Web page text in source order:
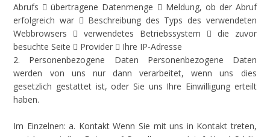
Abrufs  übertragene Datenmenge  Meldung, ob der Abruf
erfolgreich war  Beschreibung des Typs des verwendeten
Webbrowsers  verwendetes Betriebssystem  die zuvor
besuchte Seite  Provider  Ihre IP-Adresse
2. Personenbezogene Daten Personenbezogene Daten
werden von uns nur dann verarbeitet, wenn uns dies
gesetzlich gestattet ist, oder Sie uns Ihre Einwilligung erteilt
haben.
Im Einzelnen: a. Kontakt Wenn Sie mit uns in Kontakt treten,